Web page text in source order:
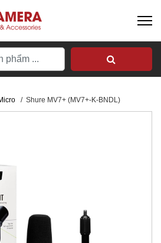
/ Shure MV7+ (MV7+-K-BNDL)